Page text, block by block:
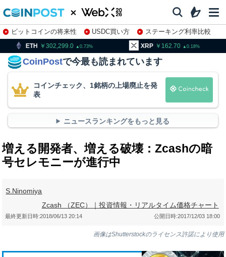
ビットコインの将来性 USDC買い方
ステーキング利率比較
株特集・関連銘柄
0.73 XRP 162.70 0.18 BNB
CoinPostで今最も読まれています
コインチェック、1銘柄の上場廃止を発
表
ニュースランキングをもっと見る
増える開発者、増える破壊：Zcashの暗
号セレモニーが進行中
S.Ninomiya
Zcash （ZEC）｜投資情報・リアルタイム価格チャート
公開日時:2017/12/03 18:00
最終更新日時:2018/06/13 20:14
画像はShutterstockのライセンス許諾により使用